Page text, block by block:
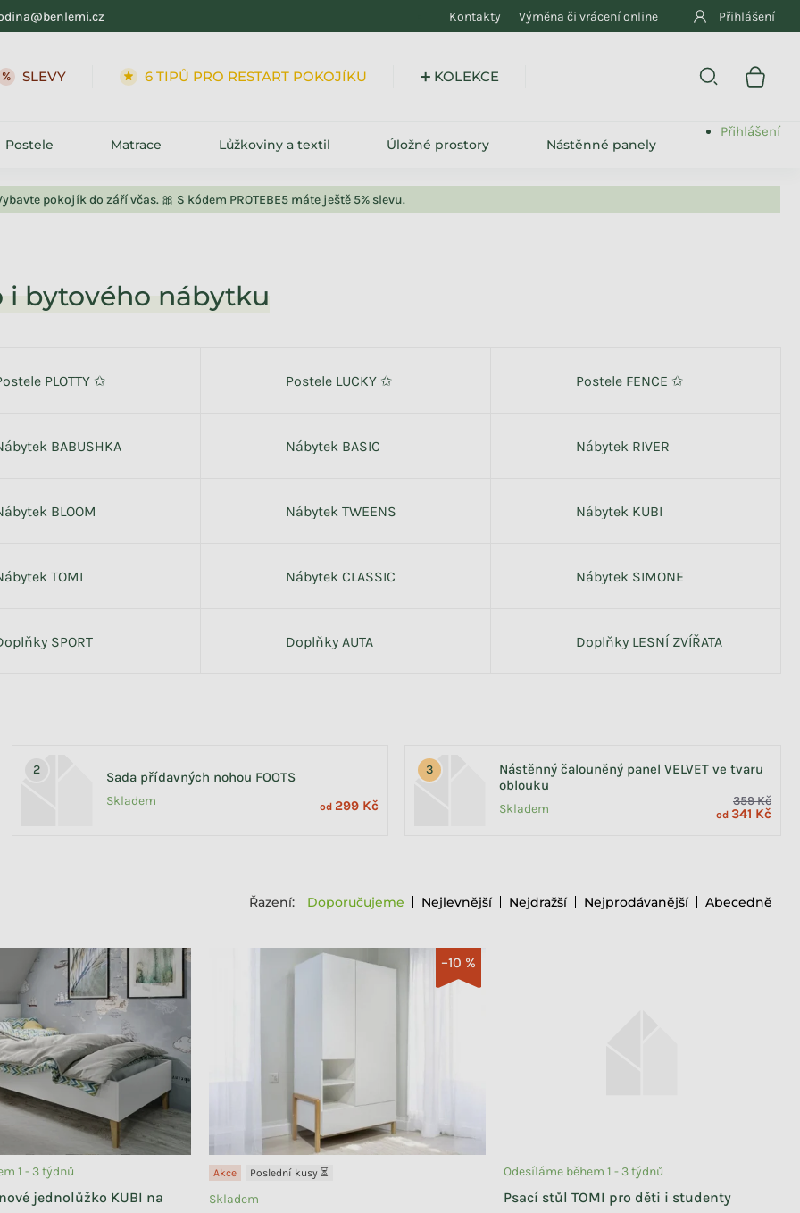
pokojík do září včas. 🎀 S kódem PROTEBE5 máte ještě 5% slevu.
Kontakty Výměna či vrácení online Přihlášení
6 TIPŮ PRO RESTART POKOJÍKU ➕ KOLEKCE
Postele Matrace Lůžkoviny a textil Úložné prostory Nástěnné panely
Přihlášení
i bytového nábytku
PLOTTY ✩ Postele LUCKY ✩ Postele FENCE ✩
BABUSHKA Nábytek BASIC Nábytek RIVER
BLOOM Nábytek TWEENS Nábytek KUBI
TOMI Nábytek CLASSIC Nábytek SIMONE
SPORT Doplňky AUTA Doplňky LESNÍ ZVÍŘATA
Sada přídavných nohou FOOTS
Skladem od 299 Kč
Nástěnný čalouněný panel VELVET ve tvaru
oblouku
Skladem
359 Kč
od 341 Kč
Doporučujeme Nejlevnější Nejdražší Nejprodávanější Abecedně
jednolůžko KUBI na
1 - 3 týdnů
–10 %
Akce Poslední kusy ⏳
Skladem Psací stůl TOMI pro děti i studenty
Odesíláme během 1 - 3 týdnů